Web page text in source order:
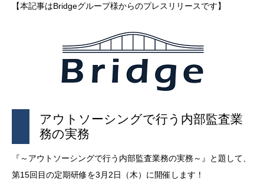
【本記事はBridgeグループ様からのプレスリリースです】
アウトソーシングで行う内部監査業
務の実務
『～アウトソーシングで行う内部監査業務の実務～』と題して、
第15回目の定期研修を3月2日（木）に開催します！